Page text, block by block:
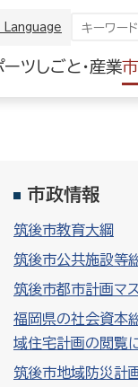
Language
ーツしごと・産業
市政情報
筑後市教育大綱
筑後市公共施設等
筑後市都市計画マ
福岡県の社会資本
域住宅計画の閲覧
筑後市地域防災計